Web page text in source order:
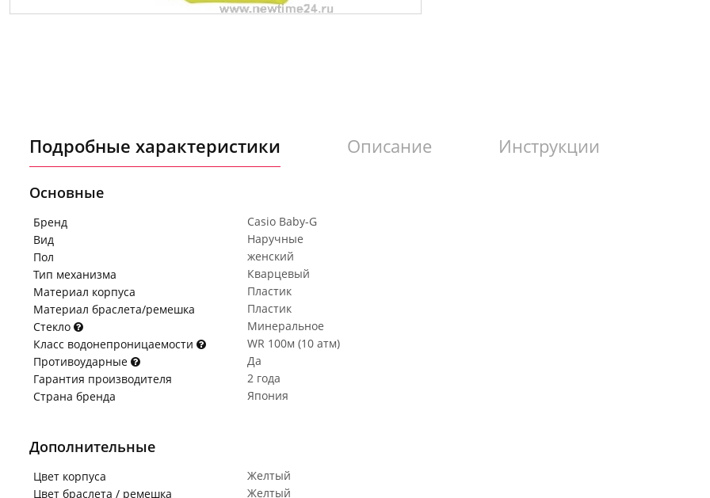
Подробные характеристики Описание Инструкции
Основные
Бренд
Casio Baby-G
Вид
Наручные
Пол
женский
Тип механизма
Кварцевый
Материал корпуса
Пластик
Материал браслета/ремешка
Пластик
Стекло
Минеральное
Класс водонепроницаемости
WR 100м (10 атм)
Противоударные
Да
Гарантия производителя
2 года
Страна бренда
Япония
Дополнительные
Цвет корпуса
Желтый
Цвет браслета / ремешка
Желтый